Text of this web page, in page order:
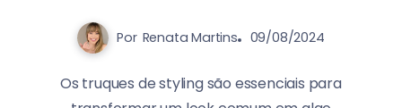
Por Renata Martins 09/08/2024
Os truques de styling são essenciais para